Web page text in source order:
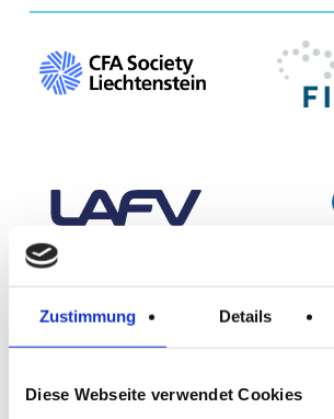
Zustimmung Details
Diese Webseite verwendet Cookies